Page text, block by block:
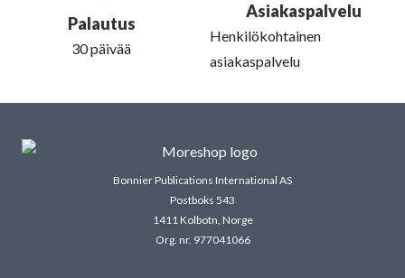
Palautus
30 päivää
Asiakaspalvelu
Henkilökohtainen
asiakaspalvelu
Bonnier Publications International AS
Postboks 543
1411 Kolbotn, Norge
Org. nr. 977041066